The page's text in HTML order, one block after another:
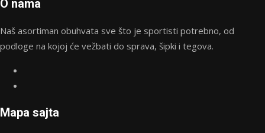
O nama
Naš asortiman obuhvata sve što je sportisti potrebno, od
podloge na kojoj će vežbati do sprava, šipki i tegova.
Mapa sajta